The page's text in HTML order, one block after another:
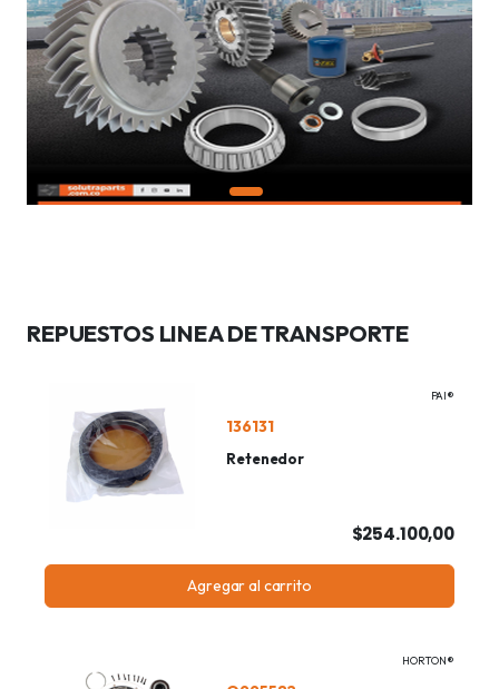
REPUESTOS LINEA DE TRANSPORTE
PAI®
136131
Retenedor
$254.100,00
Agregar al carrito
HORTON®